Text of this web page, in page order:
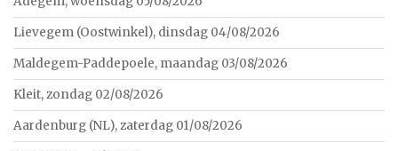
Lievegem (Oostwinkel), dinsdag 04/08/2026
Maldegem-Paddepoele, maandag 03/08/2026
Kleit, zondag 02/08/2026
Aardenburg (NL), zaterdag 01/08/2026